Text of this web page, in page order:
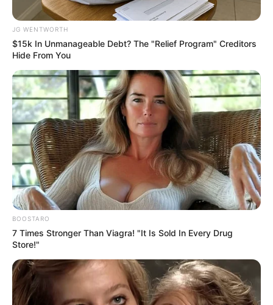
BRAINBERRIES
The Influencer Who Went Viral For Inspiring
GRWMs
BRAINBERRIES
JG WENTWORTH
$15k In Unmanageable Debt? The "Relief Program" Creditors
Hide From You
BOOSTARO
7 Times Stronger Than Viagra! "It Is Sold In Every Drug
Store!"